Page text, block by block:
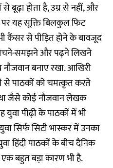
बूढ़ा होता है, उम्र से नहीं, और
यह सूक्ति बिलकुल फिट
कैंसर से पीड़ित होने के बावजूद
समझने और पढ़ने लिखने
नौजवान बनाए रखा. आखिरी
से पाठकों को चमत्कृत करते
जैसे कोई नौजवान लेखक
युवा पीढ़ी के पाठकों में भी
सिर्फ सिटी भास्कर में उनका
हिंदी पाठकों के बीच दैनिक
बहुत बड़ा कारण भी है.